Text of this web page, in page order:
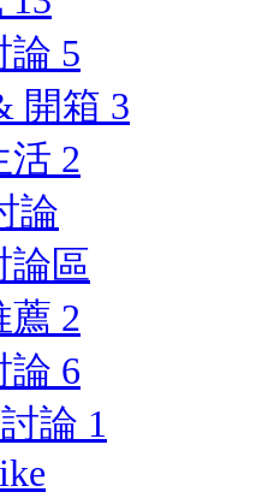
論 5
開箱 3
活 2
論
論區
薦 2
論 6
論 1